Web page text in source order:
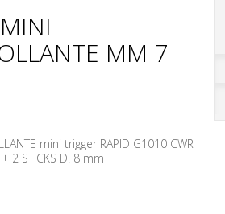
MM 7
mini trigger RAPID G1010 CWR
2 STICKS D. 8 mm